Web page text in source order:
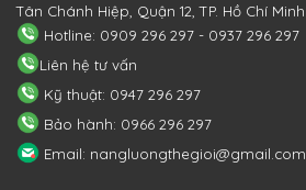
Tân Chánh Hiệp, Quận 12, TP. Hồ Chí Minh
Hotline: 0909 296 297 - 0937 296 297
Liên hệ tư vấn
Kỹ thuật: 0947 296 297
Bảo hành: 0966 296 297
Email: nangluongthegioi@gmail.com